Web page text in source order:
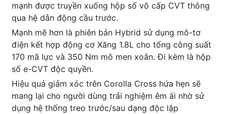
mạnh được truyền xuống hộp số vô cấp CVT thông
qua hệ dẫn động cầu trước.
Mạnh mẽ hơn là phiên bản Hybrid sử dụng mô-tơ
điện kết hợp động cơ Xăng 1.8L cho tổng công suất
170 mã lực và 350 Nm mô men xoắn. Đi kèm là hộp
số e-CVT độc quyền.
Hiệu quả giảm xóc trên Corolla Cross hứa hẹn sẽ
mang lại cho người dùng trải nghiệm êm ái nhờ sử
dụng hệ thống treo trước/sau dạng độc lập